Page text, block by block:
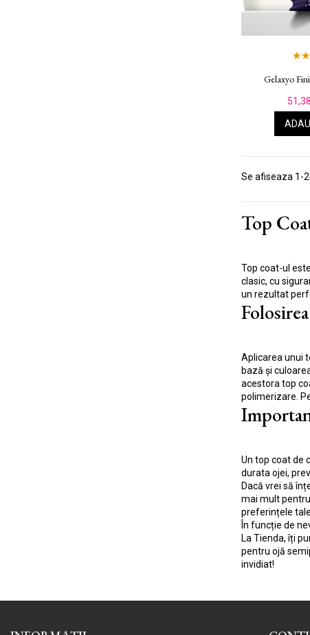
Gelaxyo
Se afiseaza 1-
Top
Top coat-ul
clasic, cu
un rezultat
Aplicarea unui
bază și
acestora top
polimerizare.
Un top coat de
durata ojei,
Dacă vrei să
mai mult
preferințele
În funcție de
La Tienda, îți
pentru ojă
invidiat!